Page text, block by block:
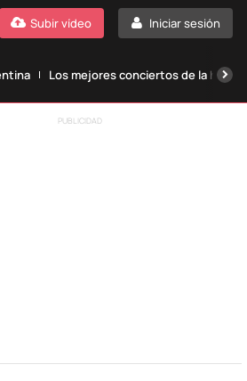
Iniciar sesión
Subir vídeo
Los mejores conciertos de la
PUBLICIDAD